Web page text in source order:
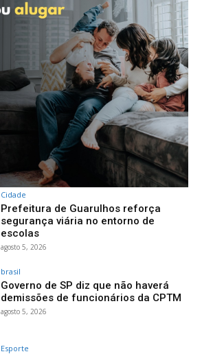
Cidade
Prefeitura de Guarulhos reforça
segurança viária no entorno de
escolas
agosto 5, 2026
brasil
Governo de SP diz que não haverá
demissões de funcionários da CPTM
agosto 5, 2026
Esporte